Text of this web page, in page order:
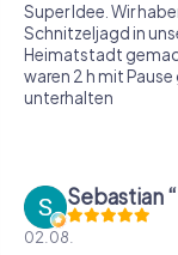
Super Idee. Wir
Schnitzeljagd in
Heimatstadt
waren 2 h mit
unterhalten
02.08.